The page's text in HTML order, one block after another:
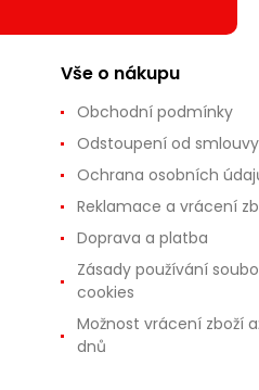
Vše o nákupu
Obchodní podmínky
Odstoupení od smlouvy
Ochrana osobních
Reklamace a vrácení
Doprava a platba
Zásady používání
cookies
Možnost vrácení zboží
dnů